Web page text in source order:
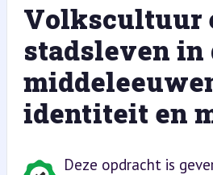
Volkscultuur
stadsleven in
identiteit en
Deze opdracht is